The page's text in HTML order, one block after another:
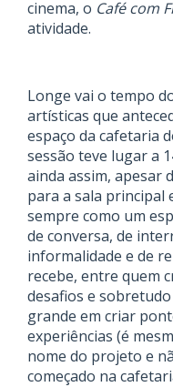
cinema, o Café com
atividade.
Longe vai o tempo
artísticas que
espaço da cafetaria
sessão teve lugar a
ainda assim, apesar
para a sala principal
sempre como um
de conversa, de
informalidade e de
recebe, entre quem
desafios e
grande em criar
experiências (é
nome do projeto e
começado na